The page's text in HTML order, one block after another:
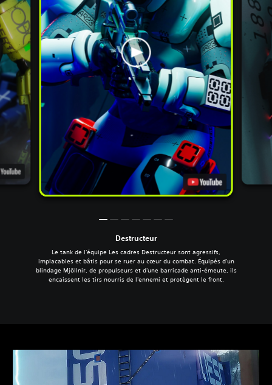
Destructeur
Le tank de l'équipe Les cadres Destructeur sont agressifs,
implacables et bâtis pour se ruer au cœur du combat. Équipés d'un
blindage Mjöllnir, de propulseurs et d'une barricade anti-émeute, ils
encaissent les tirs nourris de l'ennemi et protègent le front.